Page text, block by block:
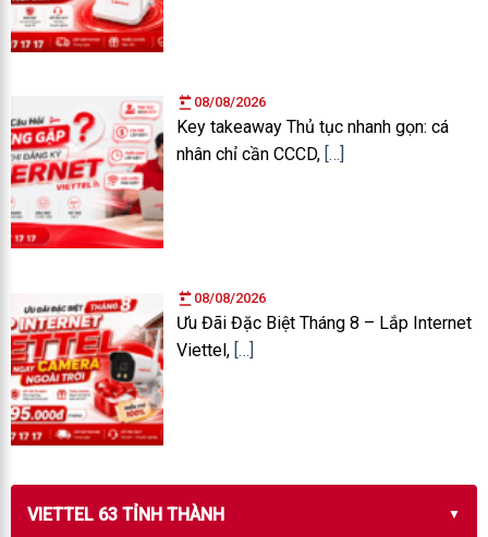
08/08/2026
Key takeaway Thủ tục nhanh gọn: cá
nhân chỉ cần CCCD, […]
08/08/2026
Ưu Đãi Đặc Biệt Tháng 8 – Lắp Internet
Viettel, […]
VIETTEL 63 TỈNH THÀNH